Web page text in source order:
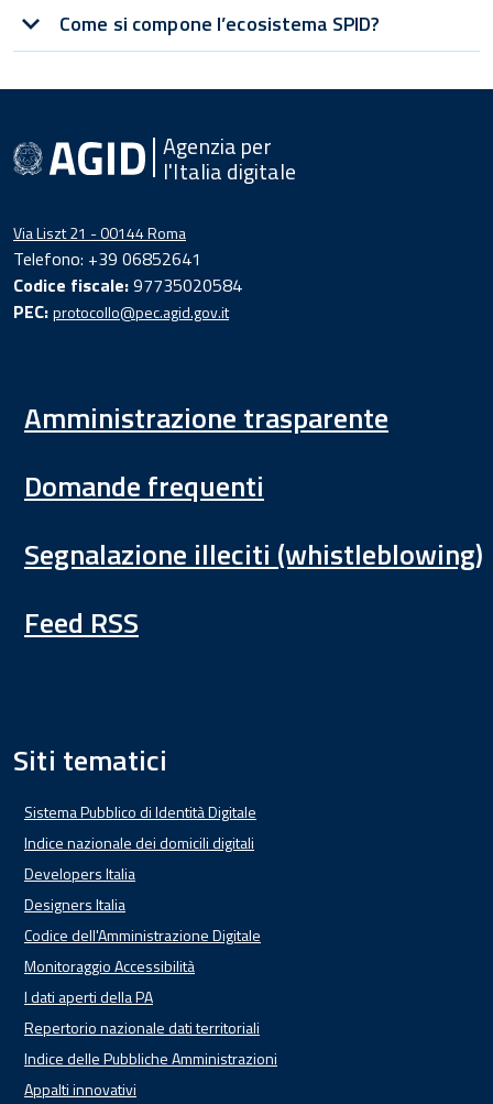
Come si compone l’ecosistema SPID?
Agenzia per
l'Italia digitale
Via Liszt 21 - 00144 Roma
Telefono: +39 06852641
Codice fiscale:97735020584
PEC:protocollo@pec.agid.gov.it
Amministrazione trasparente
Domande frequenti
Segnalazione illeciti (whistleblowing)
Feed RSS
Siti tematici
Sistema Pubblico di Identità Digitale
Indice nazionale dei domicili digitali
Developers Italia
Designers Italia
Codice dell'Amministrazione Digitale
Monitoraggio Accessibilità
I dati aperti della PA
Repertorio nazionale dati territoriali
Indice delle Pubbliche Amministrazioni
Appalti innovativi